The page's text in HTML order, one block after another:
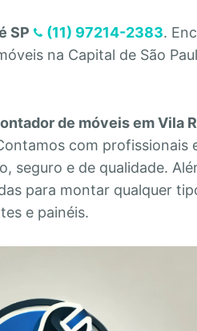
SP (11) 97214-2383.
na Capital de São
de móveis em Vila
com profissionais
seguro e de qualidade.
para montar qualquer
e painéis.